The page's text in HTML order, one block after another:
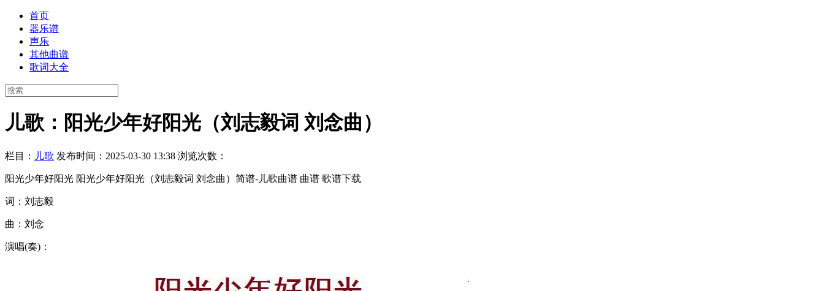
首页
器乐谱
声乐
其他曲谱
歌词大全
儿歌：阳光少年好阳光（刘志毅词 刘念曲）
栏目： 儿歌 发布时间：2025-03-30 13:38 浏览次数：
阳光少年好阳光 阳光少年好阳光（刘志毅词 刘念曲）简谱-儿歌曲谱 曲谱 歌谱下载
词：刘志毅
曲：刘念
演唱(奏)：